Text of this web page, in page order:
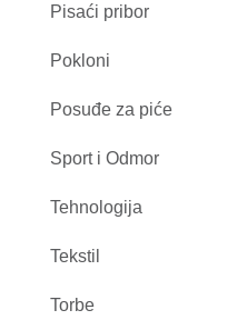
Pisaći pribor
Pokloni
Posuđe za piće
Sport i Odmor
Tehnologija
Tekstil
Torbe